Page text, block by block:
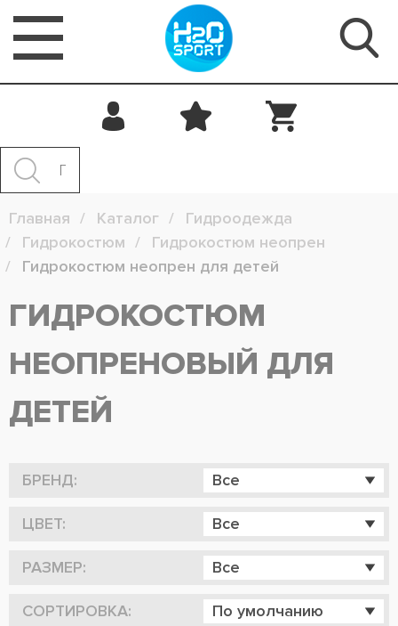
Главная Каталог
Гидроодежда
Гидрокостюм
Гидрокостюм неопрен
Гидрокостюм неопрен для детей
ГИДРОКОСТЮМ
НЕОПРЕНОВЫЙ ДЛЯ
ДЕТЕЙ
БРЕНД: Все
ЦВЕТ: Все
РАЗМЕР: Все
СОРТИРОВКА: По умолчанию